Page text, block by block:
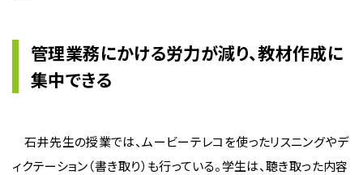
管理業務にかける労力が減り、教材作成に
集中できる
石井先生の授業では、ムービーテレコを使ったリスニングやデ
ィクテーション（書き取り）も行っている。学生は、聴き取った内容